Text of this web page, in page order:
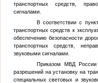
транспортных средств,
сигналами.
В соответствии с
транспортных средств к
обеспечению безопасности
транспортных средств,
звуковыми сигналами.
Приказом МВД
разрешений на установку на
специальных световых и